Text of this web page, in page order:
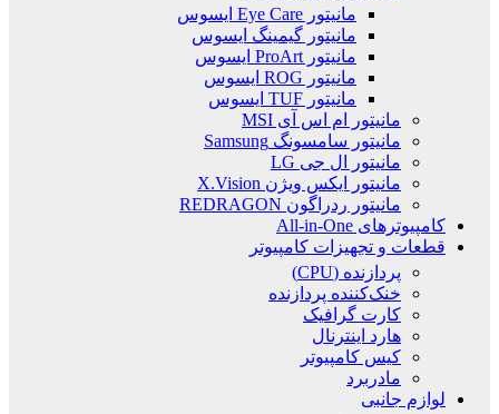
مانیتور Eye Care ایسوس
مانیتور گیمینگ ایسوس
مانیتور ProArt ایسوس
مانیتور ROG ایسوس
مانیتور TUF ایسوس
مانیتور ام اس آی MSI
مانیتور سامسونگ Samsung
مانیتور ال جی LG
مانیتور ایکس ویژن X.Vision
مانیتور ردراگون REDRAGON
کامپیوترهای All-in-One
قطعات و تجهیزات کامپیوتر
پردازنده (CPU)
خنک‌کننده پردازنده
کارت گرافیک
هارد اینترنال
کیس کامپیوتر
مادربرد
لوازم جانبی